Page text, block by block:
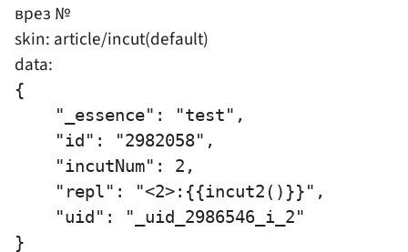
врез №
skin: article/incut(default)
data:
{
    "_essence": "test",
    "id": "2982058",
    "incutNum": 2,
    "repl": "<2>:{{incut2()}}",
    "uid": "_uid_2986546_i_2"